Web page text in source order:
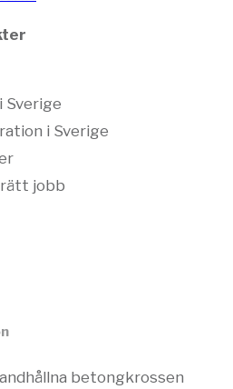
Sverige
i Sverige
jobb
betongkrossen